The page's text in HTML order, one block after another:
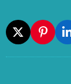
X
P
I
N
L
I